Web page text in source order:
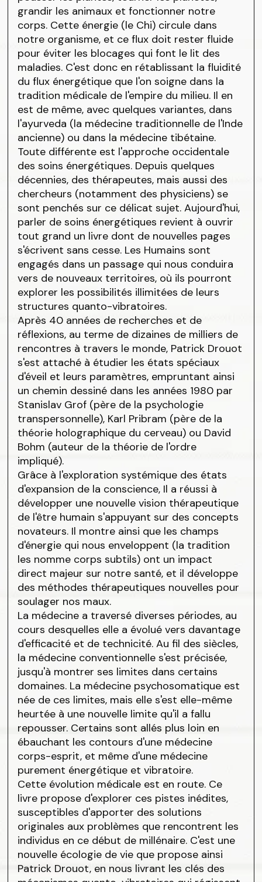
grandir les animaux et fonctionner notre
corps. Cette énergie (le Chi) circule dans
notre organisme, et ce flux doit rester fluide
pour éviter les blocages qui font le lit des
maladies. C'est donc en rétablissant la fluidité
du flux énergétique que l'on soigne dans la
tradition médicale de l'empire du milieu. Il en
est de même, avec quelques variantes, dans
l'ayurveda (la médecine traditionnelle de l'Inde
ancienne) ou dans la médecine tibétaine.
Toute différente est l'approche occidentale
des soins énergétiques. Depuis quelques
décennies, des thérapeutes, mais aussi des
chercheurs (notamment des physiciens) se
sont penchés sur ce délicat sujet. Aujourd'hui,
parler de soins énergétiques revient à ouvrir
tout grand un livre dont de nouvelles pages
s'écrivent sans cesse. Les Humains sont
engagés dans un passage qui nous conduira
vers de nouveaux territoires, où ils pourront
explorer les possibilités illimitées de leurs
structures quanto-vibratoires.
Après 40 années de recherches et de
réflexions, au terme de dizaines de milliers de
rencontres à travers le monde, Patrick Drouot
s'est attaché à étudier les états spéciaux
d'éveil et leurs paramètres, empruntant ainsi
un chemin dessiné dans les années 1980 par
Stanislav Grof (père de la psychologie
transpersonnelle), Karl Pribram (père de la
théorie holographique du cerveau) ou David
Bohm (auteur de la théorie de l'ordre
impliqué).
Grâce à l'exploration systémique des états
d'expansion de la conscience, Il a réussi à
développer une nouvelle vision thérapeutique
de l'être humain s'appuyant sur des concepts
novateurs. Il montre ainsi que les champs
d'énergie qui nous enveloppent (la tradition
les nomme corps subtils) ont un impact
direct majeur sur notre santé, et il développe
des méthodes thérapeutiques nouvelles pour
soulager nos maux.
La médecine a traversé diverses périodes, au
cours desquelles elle a évolué vers davantage
d'efficacité et de technicité. Au fil des siècles,
la médecine conventionnelle s'est précisée,
jusqu'à montrer ses limites dans certains
domaines. La médecine psychosomatique est
née de ces limites, mais elle s'est elle-même
heurtée à une nouvelle limite qu'il a fallu
repousser. Certains sont allés plus loin en
ébauchant les contours d'une médecine
corps-esprit, et même d'une médecine
purement énergétique et vibratoire.
Cette évolution médicale est en route. Ce
livre propose d'explorer ces pistes inédites,
susceptibles d'apporter des solutions
originales aux problèmes que rencontrent les
individus en ce début de millénaire. C'est une
nouvelle écologie de vie que propose ainsi
Patrick Drouot, en nous livrant les clés des